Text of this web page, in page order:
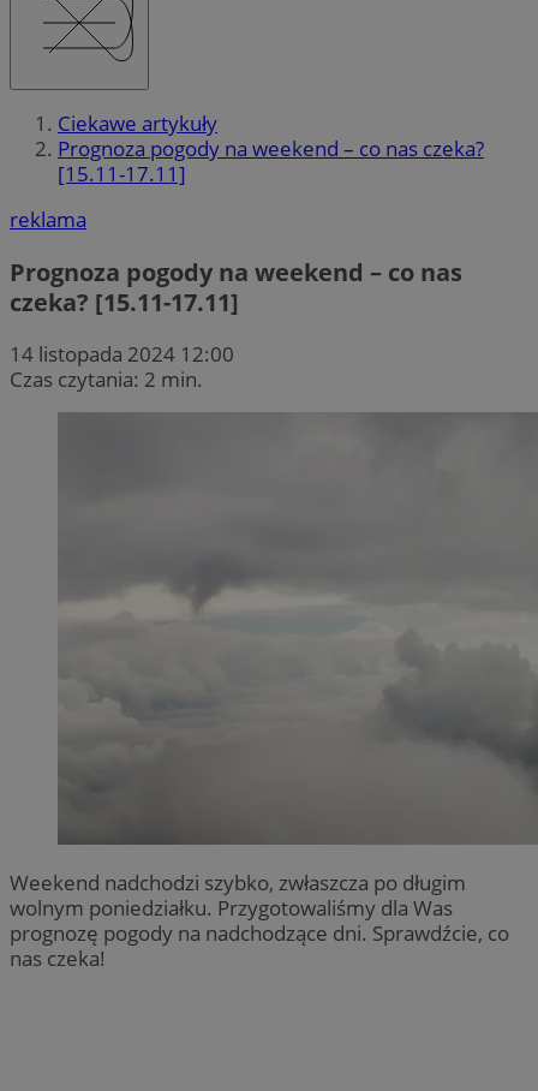
Ciekawe artykuły
Prognoza pogody na weekend – co nas czeka?
[15.11-17.11]
reklama
Prognoza pogody na weekend – co nas
czeka? [15.11-17.11]
14 listopada 2024 12:00
Czas czytania: 2 min.
Weekend nadchodzi szybko, zwłaszcza po długim
wolnym poniedziałku. Przygotowaliśmy dla Was
prognozę pogody na nadchodzące dni. Sprawdźcie, co
nas czeka!